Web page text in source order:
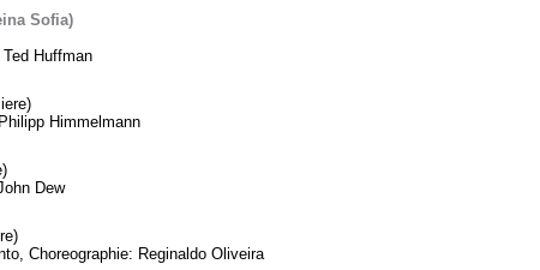
Sofia)
Huffman
Himmelmann
Dew
Choreographie: Reginaldo Oliveira